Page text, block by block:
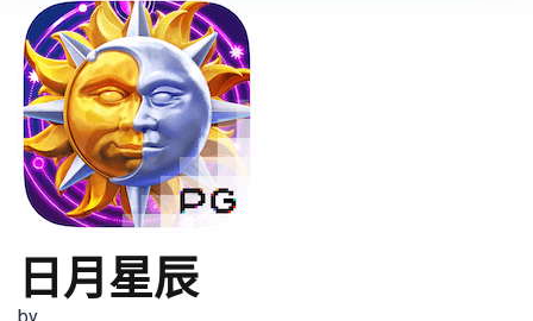
日月星辰